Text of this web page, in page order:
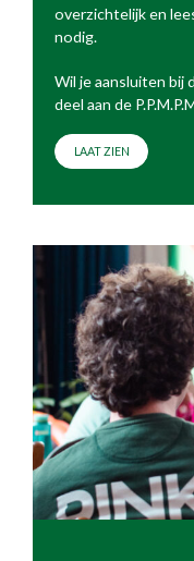
overzichtelijk en
nodig.
Wil je aansluiten bij
deel aan de
LAAT ZIEN